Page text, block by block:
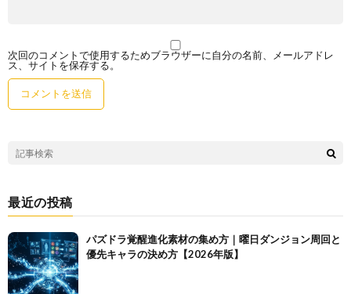
次回のコメントで使用するためブラウザーに自分の名前、メールアドレ
ス、サイトを保存する。
最近の投稿
パズドラ覚醒進化素材の集め方｜曜日ダンジョン周回と
優先キャラの決め方【2026年版】